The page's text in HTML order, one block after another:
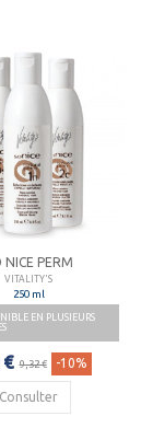
NICE PERM
VITALITY'S
250 ml
EN PLUSIEURS
€ 9,32 € -10%
Consulter